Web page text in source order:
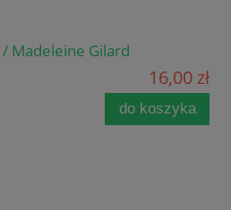
Madeleine Gilard
16,00 zł
do koszyka